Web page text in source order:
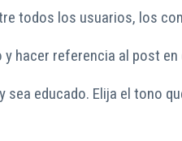
todos los usuarios, los
hacer referencia al post
educado. Elija el tono